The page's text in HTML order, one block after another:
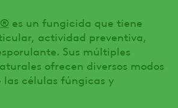
® es un fungicida que tiene
actividad preventiva,
Sus múltiples
ofrecen diversos modos
las células fúngicas y